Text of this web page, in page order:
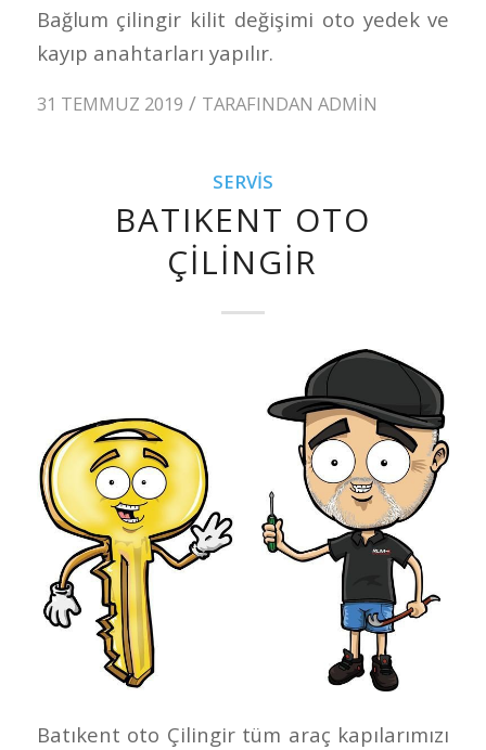
Bağlum çilingir kilit değişimi oto yedek ve
kayıp anahtarları yapılır.
31 TEMMUZ 2019 / TARAFINDAN ADMIN
SERVIS
BATIKENT OTO
ÇILINGIR
Batıkent oto Çilingir tüm araç kapılarımızı